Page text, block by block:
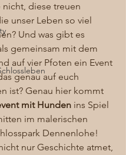
diese treuen
unser Leben so viel
Und was gibt es
gemeinsam mit dem
auf vier Pfoten ein Event
genau auf euch
ist? Genau hier kommt
mit Hunden ins Spiel
im malerischen
Dennenlohe!
nur Geschichte atmet,